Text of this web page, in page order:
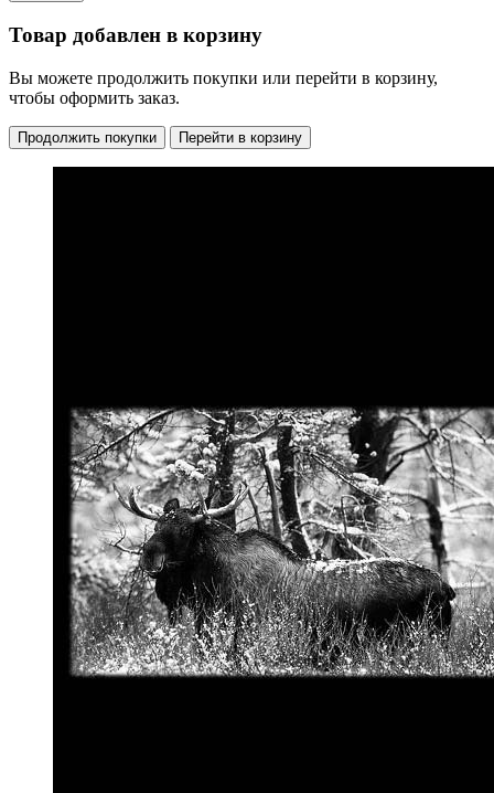
Товар добавлен в корзину
Вы можете продолжить покупки или перейти в корзину,
чтобы оформить заказ.
Продолжить покупки Перейти в корзину